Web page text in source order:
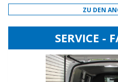
ZU DEN
SERVICE -